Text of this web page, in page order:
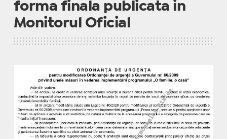
forma finala publicata in
Monitorul Oficial